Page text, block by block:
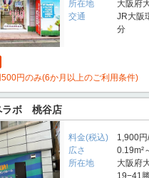
所在地
大阪府
交通
JR大阪
分
円のみ(6か月以上のご利用条件)
ラボ 桃谷店
料金(税込)
1,900
広さ
0.19m²
所在地
大阪府
19−41